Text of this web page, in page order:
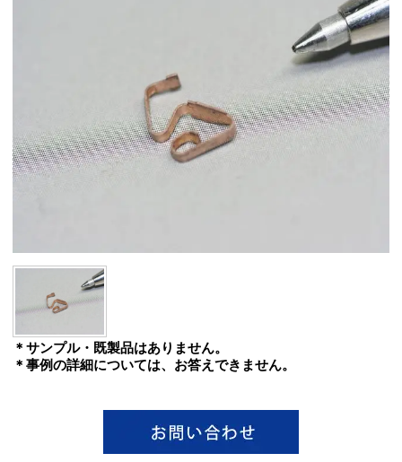
＊サンプル・既製品はありません。
＊事例の詳細については、お答えできません。